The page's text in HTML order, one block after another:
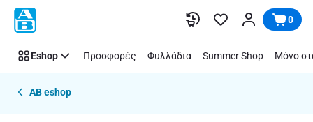
Παράλειψη 0
Eshop Προσφορές Φυλλάδια Summer Shop Μόνο
AB eshop